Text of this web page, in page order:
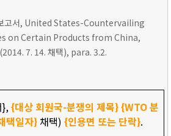
고서, United States-Countervailing
on Certain Products from China,
7. 14. 채택), para. 3.2.
},{대상 회원국-분쟁의 제목}{WTO 분
택일자}채택) {인용면 또는 단락}.